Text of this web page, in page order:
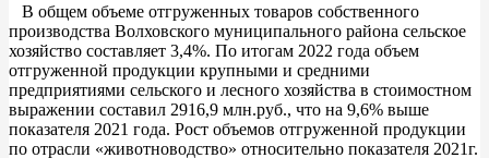
В общем объеме отгруженных товаров собственного
производства Волховского муниципального района сельское
хозяйство составляет 3,4%. По итогам 2022 года объем
отгруженной продукции крупными и средними
предприятиями сельского и лесного хозяйства в стоимостном
выражении составил 2916,9 млн.руб., что на 9,6% выше
показателя 2021 года. Рост объемов отгруженной продукции
по отрасли «животноводство» относительно показателя 2021г.